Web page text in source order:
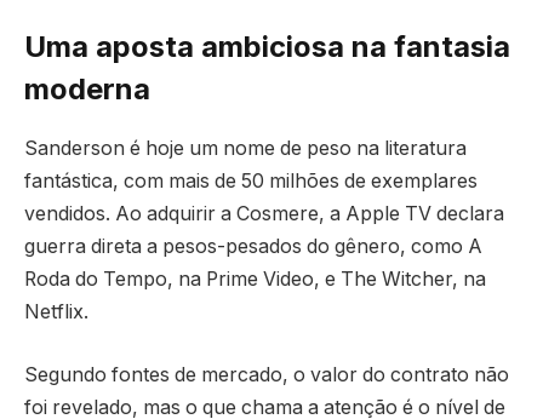
Uma aposta ambiciosa na fantasia
moderna
Sanderson é hoje um nome de peso na literatura
fantástica, com mais de 50 milhões de exemplares
vendidos. Ao adquirir a Cosmere, a Apple TV declara
guerra direta a pesos-pesados do gênero, como A
Roda do Tempo, na Prime Video, e The Witcher, na
Netflix.
Segundo fontes de mercado, o valor do contrato não
foi revelado, mas o que chama a atenção é o nível de